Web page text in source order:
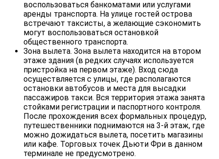
воспользоваться банкоматами или услугами
аренды транспорта. На улице гостей острова
встречают таксисты, а желающие сэкономить
могут воспользоваться остановкой
общественного транспорта.
Зона вылета. Зона вылета находится на втором
этаже здания (в редких случаях используется
пристройка на первом этаже). Вход сюда
осуществляется с улицы, где располагаются
остановки автобусов и места для высадки
пассажиров такси. Вся территория этажа занята
стойками регистрации и паспортного контроля.
После прохождения всех формальных процедур,
путешественники поднимаются на 3-й этаж, где
можно дожидаться вылета, посетить магазины
или кафе. Торговых точек Дьюти Фри в данном
терминале не предусмотрено.